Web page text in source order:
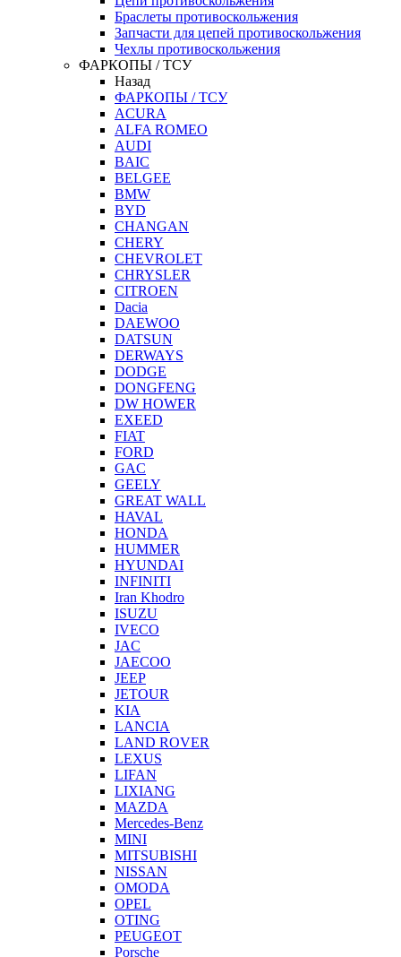
Браслеты противоскольжения
Запчасти для цепей противоскольжения
Чехлы противоскольжения
ФАРКОПЫ / ТСУ
Назад
ФАРКОПЫ / ТСУ
ACURA
ALFA ROMEO
AUDI
BAIC
BELGEE
BMW
BYD
CHANGAN
CHERY
CHEVROLET
CHRYSLER
CITROEN
Dacia
DAEWOO
DATSUN
DERWAYS
DODGE
DONGFENG
DW HOWER
EXEED
FIAT
FORD
GAC
GEELY
GREAT WALL
HAVAL
HONDA
HUMMER
HYUNDAI
INFINITI
Iran Khodro
ISUZU
IVECO
JAC
JAECOO
JEEP
JETOUR
KIA
LANCIA
LAND ROVER
LEXUS
LIFAN
LIXIANG
MAZDA
Mercedes-Benz
MINI
MITSUBISHI
NISSAN
OMODA
OPEL
OTING
PEUGEOT
Porsche